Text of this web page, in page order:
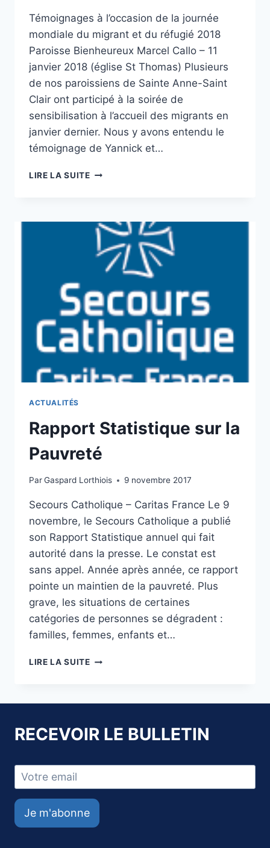
Témoignages à l’occasion de la journée
mondiale du migrant et du réfugié 2018
Paroisse Bienheureux Marcel Callo – 11
janvier 2018 (église St Thomas) Plusieurs
de nos paroissiens de Sainte Anne-Saint
Clair ont participé à la soirée de
sensibilisation à l’accueil des migrants en
janvier dernier. Nous y avons entendu le
témoignage de Yannick et…
LIRE LA SUITEACCUEILLIR,
INTÉGRER
LES
MIGRANTS
ACTUALITÉS
Rapport Statistique sur la
Pauvreté
ParGaspard Lorthiois 9 novembre 2017
Secours Catholique – Caritas France Le 9
novembre, le Secours Catholique a publié
son Rapport Statistique annuel qui fait
autorité dans la presse. Le constat est
sans appel. Année après année, ce rapport
pointe un maintien de la pauvreté. Plus
grave, les situations de certaines
catégories de personnes se dégradent :
familles, femmes, enfants et…
LIRE LA SUITERAPPORT
RECEVOIR LE BULLETIN
Je m'abonne